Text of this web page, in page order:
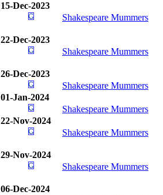
15-Dec-2023
Shakespeare Mummers
22-Dec-2023
Shakespeare Mummers
26-Dec-2023
Shakespeare Mummers
01-Jan-2024
Shakespeare Mummers
22-Nov-2024
Shakespeare Mummers
29-Nov-2024
Shakespeare Mummers
06-Dec-2024